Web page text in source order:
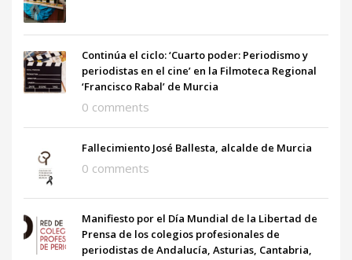
Continúa el ciclo: ‘Cuarto poder: Periodismo y
periodistas en el cine’ en la Filmoteca Regional
‘Francisco Rabal’ de Murcia
0 comments
Fallecimiento José Ballesta, alcalde de Murcia
0 comments
Manifiesto por el Día Mundial de la Libertad de
Prensa de los colegios profesionales de
periodistas de Andalucía, Asturias, Cantabria,